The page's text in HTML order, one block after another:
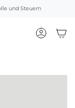
und Steuern
ACCOUNT